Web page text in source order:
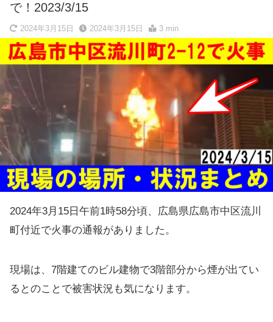
で！2023/3/15
2024年3月15日 2024年3月15日 3 min
2024年3月15日午前1時58分頃、広島県広島市中区流川
町付近で火事の通報がありました。
現場は、7階建てのビル建物で3階部分から煙が出てい
るとのことで被害状況も気になります。